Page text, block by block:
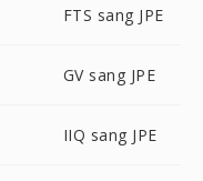
FTS sang JPE
GV sang JPE
IIQ sang JPE